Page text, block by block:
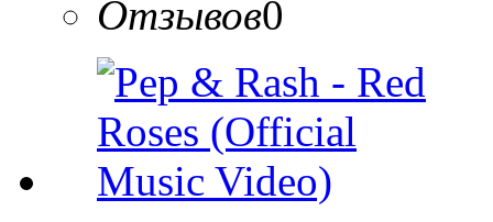
Отзывов0